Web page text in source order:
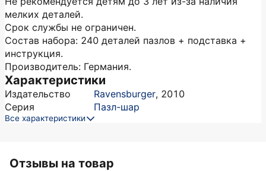
мелких деталей.
Срок службы не ограничен.
Состав набора: 240 деталей пазлов + подставка +
инструкция.
Производитель: Германия.
Характеристики
Издательство Ravensburger, 2010
Серия
Пазл-шар
Все характеристики
Отзывы на товар